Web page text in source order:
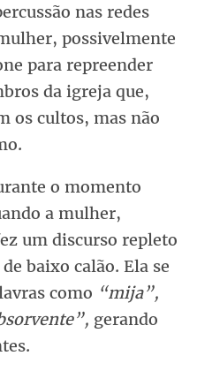
nas redes
possivelmente
para repreender
da igreja que,
os cultos, mas não
o momento
a mulher,
um discurso repleto
baixo calão. Ela se
como “mija”,
gerando